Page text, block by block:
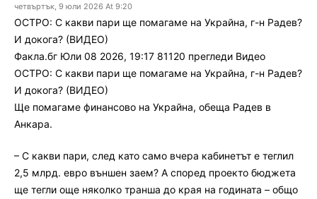
четвъртък, 9 юли 2026 At 9:20
ОСТРО: С какви пари ще помагаме на Украйна, г-н Радев?
И докога? (ВИДЕО)
Факла.бг Юли 08 2026, 19:17 81120 прегледи Видео
ОСТРО: С какви пари ще помагаме на Украйна, г-н Радев?
И докога? (ВИДЕО)
Ще помагаме финансово на Украйна, обеща Радев в
Анкара.
– С какви пари, след като само вчера кабинетът е теглил
2,5 млрд. евро външен заем? А според проекто бюджета
ще тегли още няколко транша до края на годината – общо